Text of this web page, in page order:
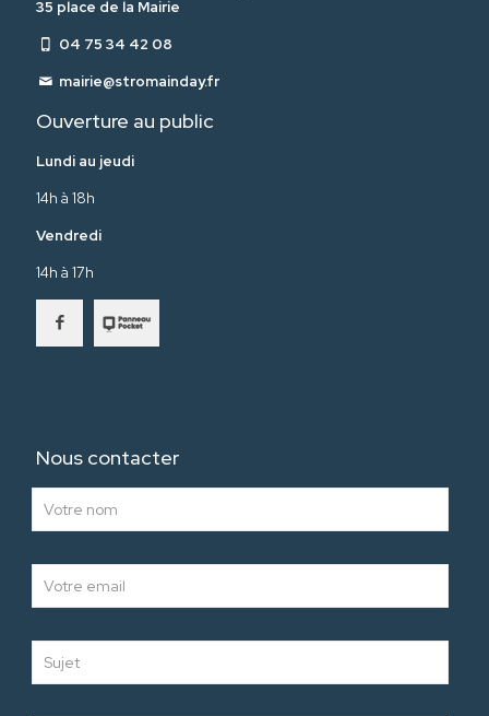
35 place de la Mairie
04 75 34 42 08
mairie@stromainday.fr
Ouverture au public
Lundi au jeudi
14h à 18h
Vendredi
14h à 17h
Nous contacter